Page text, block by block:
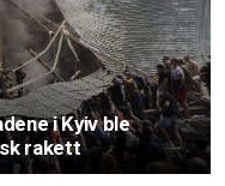
i Kyiv ble
rakett